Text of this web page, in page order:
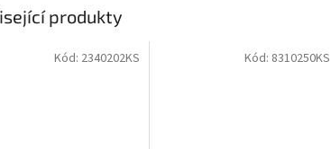
produkty
Kód: 2340202KS Kód: 8310250KS